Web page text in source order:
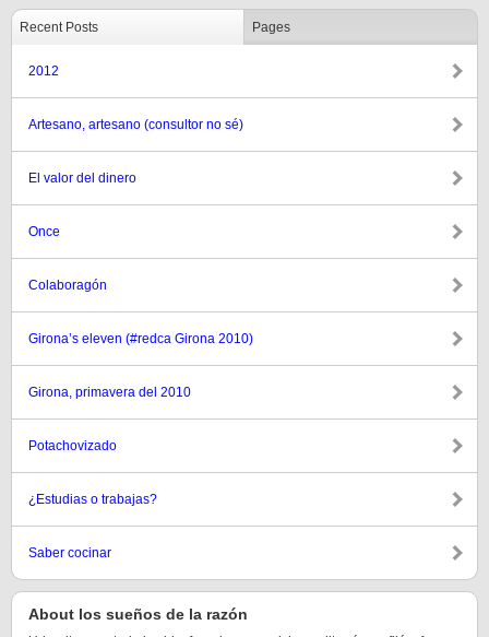
Recent Posts Pages
2012
Artesano, artesano (consultor no sé)
El valor del dinero
Once
Colaboragón
Girona’s eleven (#redca Girona 2010)
Girona, primavera del 2010
Potachovizado
¿Estudias o trabajas?
Saber cocinar
About los sueños de la razón